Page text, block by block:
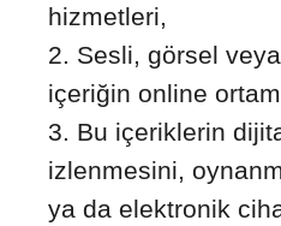
hizmetleri,
Sesli, görsel
içeriğin online
Bu içeriklerin
izlenmesini,
ya da elektronik